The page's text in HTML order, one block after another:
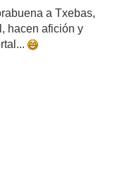
a Txebas,
hacen afición y